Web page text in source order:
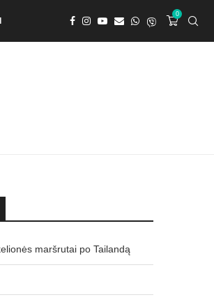
0
maršrutai po Tailandą